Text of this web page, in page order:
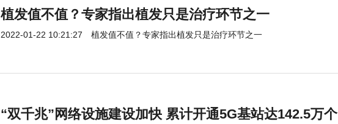
植发值不值？专家指出植发只是治疗环节之一
2022-01-22 10:21:27 植发值不值？专家指出植发只是治疗环节之一
“双千兆”网络设施建设加快 累计开通5G基站达142.5万个